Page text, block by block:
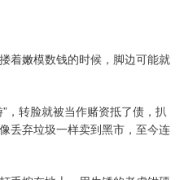
着嫩模数钱的时候，脚边可能就
，转脸就被当作赌资抵了债，扒
丢弃垃圾一样卖到黑市，至今连